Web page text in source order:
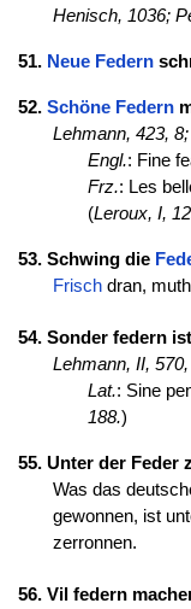
Henisch, 1036;
51. Neue Federn
52. Schöne Federn
Lehmann, 423, 8;
Engl.: Fine
Frz.: Les
(Leroux, I,
53. Schwing die
Frischdran,
54. Sonder federn
Lehmann, II,
Lat.: Sine
188.)
55. Unter der Feder
Was das
gewonnen, ist
zerronnen.
56. Vil federn